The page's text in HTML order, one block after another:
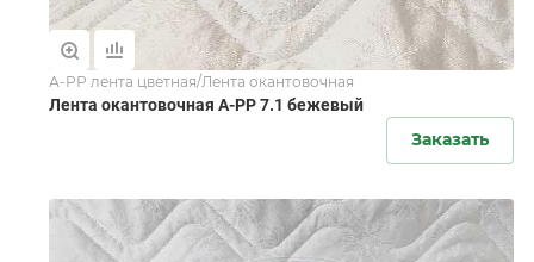
А-РР лента цветная/Лента окантовочная
Лента окантовочная А-PР 7.1 бежевый
Заказать